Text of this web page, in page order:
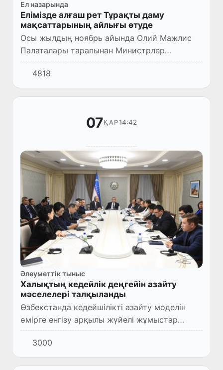
Ел назарында
Елімізде алғаш рет Тұрақты даму
мақсаттарының айлығы өтуде
Осы жылдың ноябрь айында Олий Мажлис
Палаталары тарапынан Министрлер
Кабинетімен және халықаралық ұйымдармен
бірге еліміздің тарихында алғаш рет Тұрақты
даму мақсаттары айлығын өтк...
4818
07ҚАР14:42
Әлеуметтік тыныс
Халықтың кедейлік деңгейін азайту
мәселелері талқыланды
Өзбекстанда кедейшілікті азайту моделін
өмірге енгізу арқылы жүйелі жұмыстар
жүргізілуде.
3000